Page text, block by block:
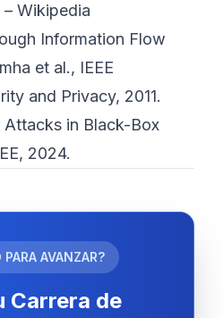
Wikipedia
Information Flow
et al., IEEE
and Privacy, 2011.
in Black-Box
2024.
AVANZAR?
Carrera de